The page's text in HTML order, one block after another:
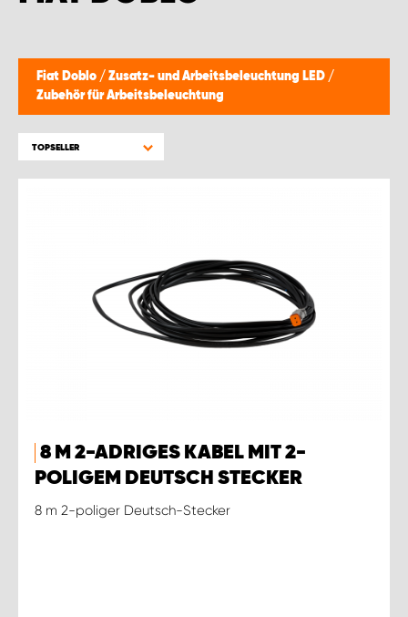
Fiat Doblo / Zusatz- und Arbeitsbeleuchtung LED /
Zubehör für Arbeitsbeleuchtung
TOPSELLER
8 M 2-ADRIGES KABEL MIT 2-
POLIGEM DEUTSCH STECKER
8 m 2-poliger Deutsch-Stecker